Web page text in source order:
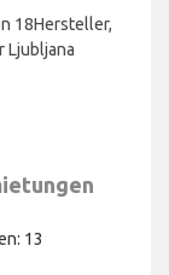
18Hersteller,
Ljubljana
13